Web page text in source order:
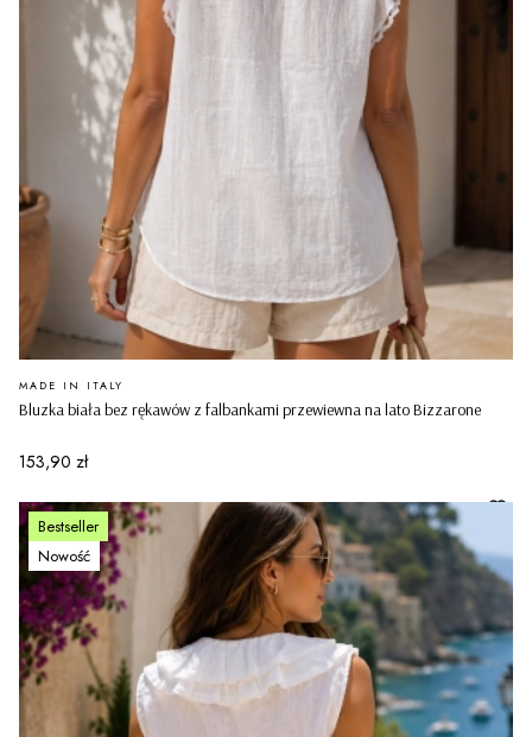
Bluzka biała bez rękawów z falbankami przewiewna na lato Bizzarone
PRODUCENT
MADE IN ITALY
Cena
153,90 zł
Bestseller
Nowość